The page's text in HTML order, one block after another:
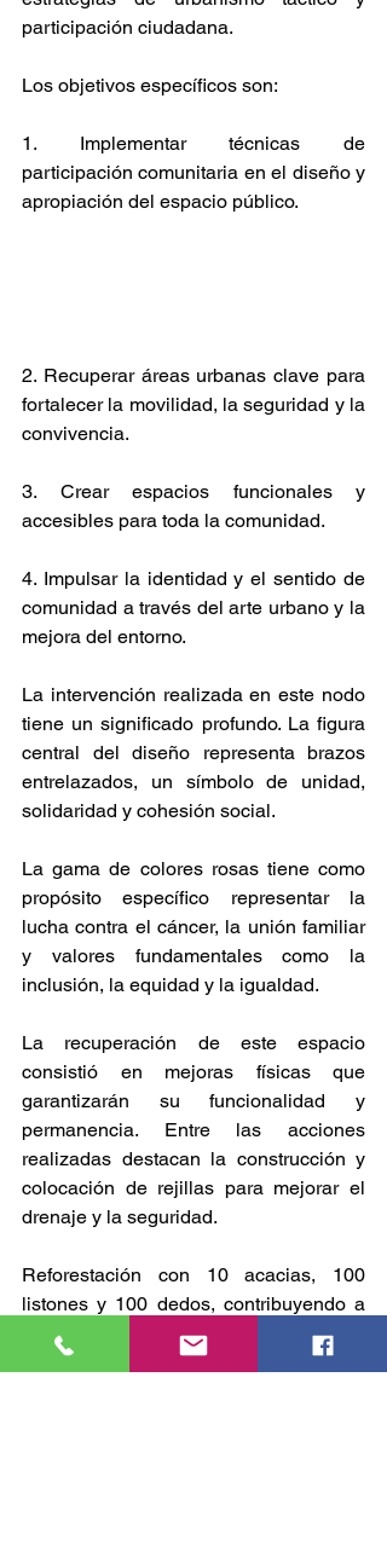
participación ciudadana.
Los objetivos específicos son:
1. Implementar técnicas de
participación comunitaria en el diseño y
apropiación del espacio público.
2. Recuperar áreas urbanas clave para
fortalecer la movilidad, la seguridad y la
convivencia.
3. Crear espacios funcionales y
accesibles para toda la comunidad.
4. Impulsar la identidad y el sentido de
comunidad a través del arte urbano y la
mejora del entorno.
La intervención realizada en este nodo
tiene un significado profundo. La figura
central del diseño representa brazos
entrelazados, un símbolo de unidad,
solidaridad y cohesión social.
La gama de colores rosas tiene como
propósito específico representar la
lucha contra el cáncer, la unión familiar
y valores fundamentales como la
inclusión, la equidad y la igualdad.
La recuperación de este espacio
consistió en mejoras físicas que
garantizarán su funcionalidad y
permanencia. Entre las acciones
realizadas destacan la construcción y
colocación de rejillas para mejorar el
drenaje y la seguridad.
Reforestación con 10 acacias, 100
listones y 100 dedos, contribuyendo a
un entorno más verde y amigable.
Rehabilitación del monumento